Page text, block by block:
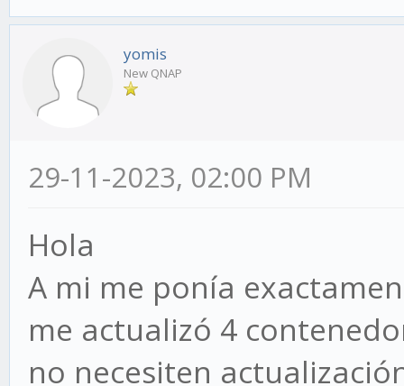
yomis
New QNAP
29-11-2023, 02:00 PM
Hola
A mi me ponía
me actualizó 4
no necesiten